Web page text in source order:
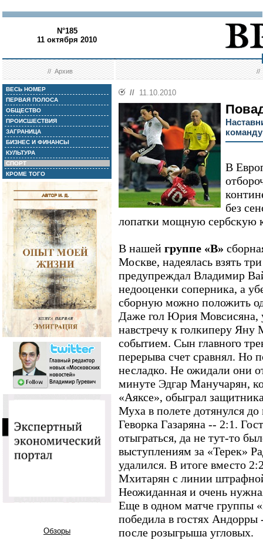
N°185
11 октября 2010
//Архив //
ВЕСЬ НОМЕР
ПЕРВАЯ ПОЛОСА
ОБЩЕСТВО
ПРОИСШЕСТВИЯ
ЗАГРАНИЦА
БИЗНЕС И ФИНАНСЫ
КУЛЬТУРА
СПОРТ
КРОМЕ ТОГО
Обзоры
// 11.10.2010
В
без
лопатки мощную сербскую
В нашей группе «В»
Москве, надеялась взять
предупреждал Владимир
недооценки соперника, а
сборную можно положить
Даже гол Юрия Мовсисяна,
навстречу к голкиперу Яну
событием. Сын главного
перерыва счет сравнял. Но
несладко. Не ожидали они
минуте Эдгар Манучарян,
«Аяксе», обыграл
Муха в полете дотянулся
Геворка Газаряна -- 2:1.
отыграться, да не тут-то
выступлениям за «Терек»
удалился. В итоге вместо
Мхитарян с линии
Неожиданная и очень
Еще в одном матче группы
победила в гостях Андорры
после розыгрыша угловых.